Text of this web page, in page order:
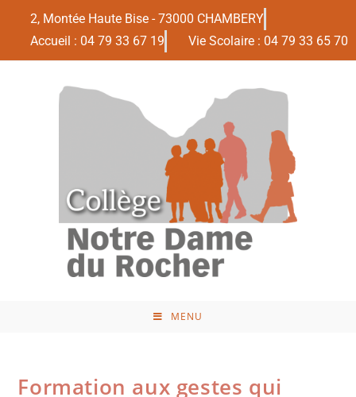
2, Montée Haute Bise - 73000 CHAMBERY
Accueil : 04 79 33 67 19
Vie Scolaire : 04 79 33 65 70
MENU
Formation aux gestes qui